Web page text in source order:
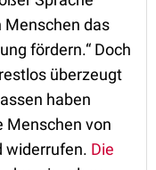
Menschen das
fördern.“ Doch
überzeugt
haben
Menschen von
widerrufen. Die